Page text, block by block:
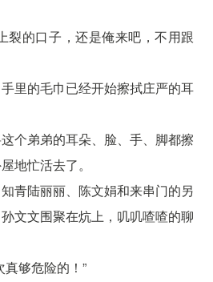
裂的口子，还是俺来吧，不用跟
里的毛巾已经开始擦拭庄严的耳
个弟弟的耳朵、脸、手、脚都擦
地忙活去了。
青陆丽丽、陈文娟和来串门的另
文文围聚在炕上，叽叽喳喳的聊
真够危险的！”